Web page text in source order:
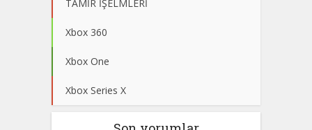
TAMİR İŞELMLERİ
Xbox 360
Xbox One
Xbox Series X